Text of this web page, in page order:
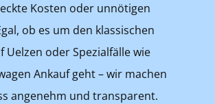
Kosten oder unnötigen
ob es um den klassischen
Uelzen oder Spezialfälle wie
Ankauf geht – wir machen
angenehm und transparent.